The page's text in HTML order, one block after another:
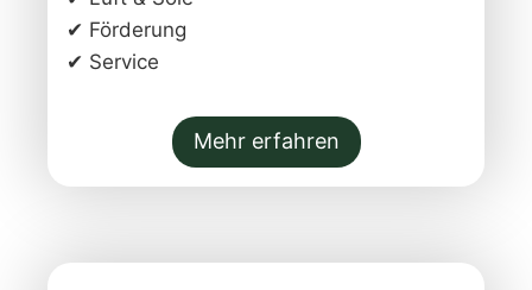
✔ Förderung
✔ Service
Mehr erfahren